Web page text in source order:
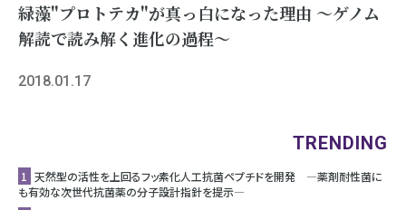
緑藻"プロトテカ"が真っ白になった理由 ～ゲノム
解読で読み解く進化の過程～
2018.01.17
TRENDING
1 天然型の活性を上回るフッ素化人工抗菌ペプチドを開発 ―薬剤耐性菌に
も有効な次世代抗菌薬の分子設計指針を提示―